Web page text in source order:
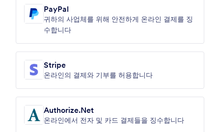
PayPal
귀하의 사업체를 위해 안전하게 온라인 결제를 징
수합니다
Stripe
온라인의 결제와 기부를 허용합니다
Authorize.Net
온라인에서 전자 및 카드 결제들을 징수합니다